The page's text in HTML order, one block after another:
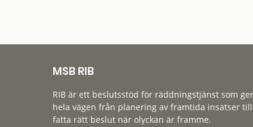
MSB RIB
RIB är ett beslutsstöd för räddningstjänst som
hela vägen från planering av framtida insatser
fatta rätt beslut när olyckan är framme.